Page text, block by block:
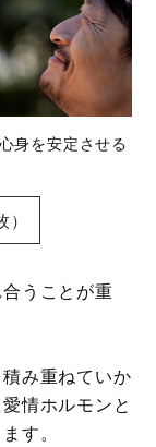
身を安定させる
うことが重
み重ねていか
情ホルモンと
す。